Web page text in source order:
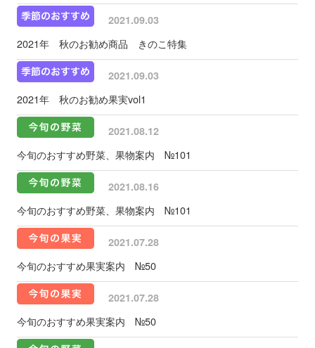
2021.09.03
2021年 秋のお勧め商品 きのこ特集
2021.09.03
2021年 秋のお勧め果実vol1
2021.08.12
今旬のおすすめ野菜、果物案内 №101
2021.08.16
今旬のおすすめ野菜、果物案内 №101
2021.07.28
今旬のおすすめ果実案内 №50
2021.07.28
今旬のおすすめ果実案内 №50